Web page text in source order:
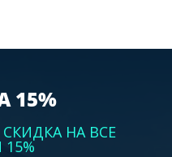
15%
НА ВСЕ